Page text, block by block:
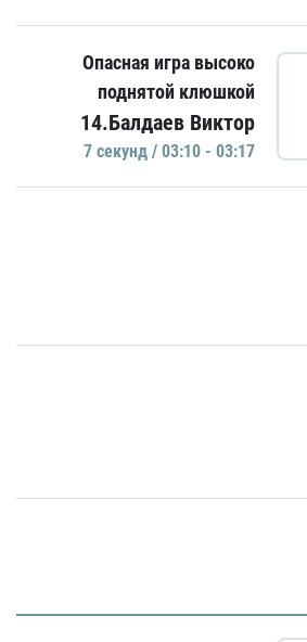
Опасная игра высоко
поднятой клюшкой
14.Балдаев Виктор
7 секунд / 03:10 - 03:17